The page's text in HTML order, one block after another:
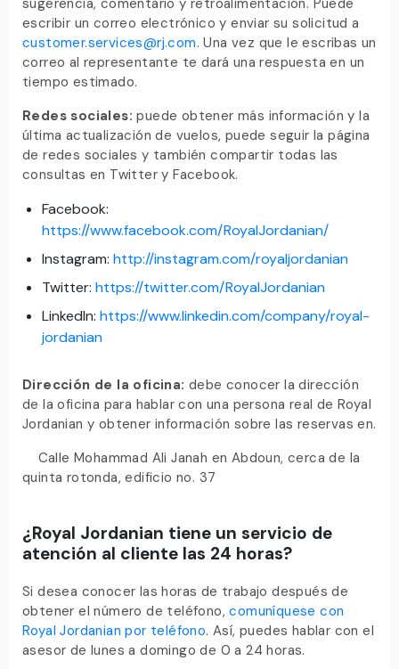
sugerencia, comentario y retroalimentación. Puede
escribir un correo electrónico y enviar su solicitud a
customer.services@rj.com. Una vez que le escribas un
correo al representante te dará una respuesta en un
tiempo estimado.
Redes sociales: puede obtener más información y la
última actualización de vuelos, puede seguir la página
de redes sociales y también compartir todas las
consultas en Twitter y Facebook.
Facebook:
https://www.facebook.com/RoyalJordanian/
Instagram: http://instagram.com/royaljordanian
Twitter: https://twitter.com/RoyalJordanian
LinkedIn: https://www.linkedin.com/company/royal-
jordanian
Dirección de la oficina: debe conocer la dirección
de la oficina para hablar con una persona real de Royal
Jordanian y obtener información sobre las reservas en.
Calle Mohammad Ali Janah en Abdoun, cerca de la
quinta rotonda, edificio no. 37
¿Royal Jordanian tiene un servicio de
atención al cliente las 24 horas?
Si desea conocer las horas de trabajo después de
obtener el número de teléfono,comuníquese con
Royal Jordanian por teléfono. Así, puedes hablar con el
asesor de lunes a domingo de 0 a 24 horas.